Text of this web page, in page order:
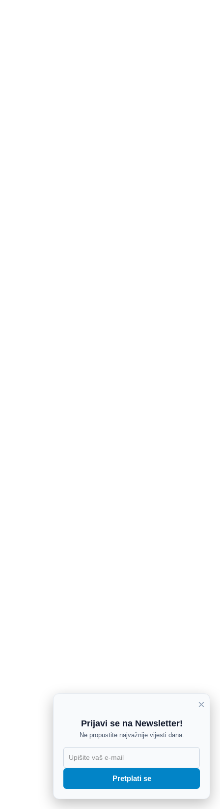
×
Prijavi se na Newsletter!
Ne propustite najvažnije vijesti dana.
Pretplati se